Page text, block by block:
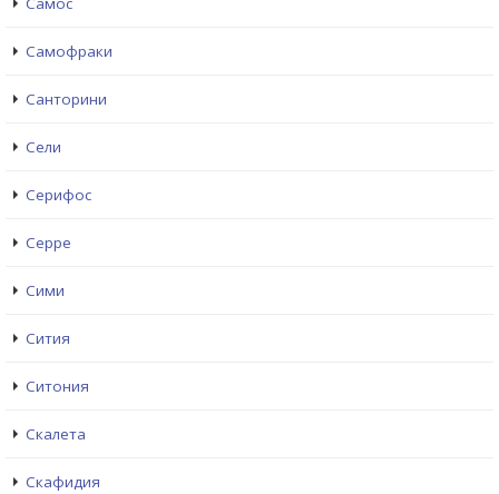
Самофраки
Санторини
Сели
Серифос
Серре
Сими
Сития
Ситония
Скалета
Скафидия